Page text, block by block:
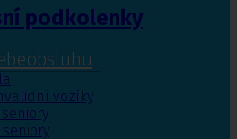
podkolenky
vozíky